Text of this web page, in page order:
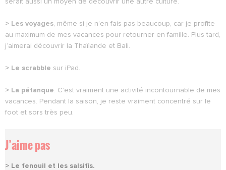
> Les voyages , même si je n’en fais pas beaucoup, car je profite
au maximum de mes vacances pour retourner en famille. Plus tard,
j’aimerai découvrir la Thaïlande et Bali.
> Le scrabble sur iPad.
> La pétanque . C’est vraiment une activité incontournable de mes
vacances. Pendant la saison, je reste vraiment concentré sur le
foot et sors très peu.
J’aime pas
> Le fenouil et les salsifis.